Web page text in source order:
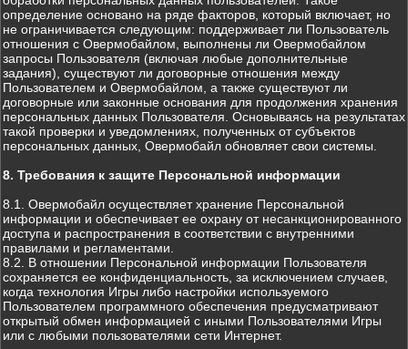
определение основано на ряде факторов, который включает, но
не ограничивается следующим: поддерживает ли Пользователь
отношения с Овермобайлом, выполнены ли Овермобайлом
запросы Пользователя (включая любые дополнительные
задания), существуют ли договорные отношения между
Пользователем и Овермобайлом, а также существуют ли
договорные или законные основания для продолжения хранения
персональных данных Пользователя. Основываясь на результатах
такой проверки и уведомлениях, полученных от субъектов
персональных данных, Овермобайл обновляет свои системы.
8. Требования к защите Персональной информации
8.1. Овермобайл осуществляет хранение Персональной
информации и обеспечивает ее охрану от несанкционированного
доступа и распространения в соответствии с внутренними
правилами и регламентами.
8.2. В отношении Персональной информации Пользователя
сохраняется ее конфиденциальность, за исключением случаев,
когда технология Игры либо настройки используемого
Пользователем программного обеспечения предусматривают
открытый обмен информацией с иными Пользователями Игры
или с любыми пользователями сети Интернет.